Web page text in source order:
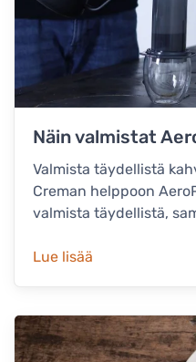
Näin valmistat
Valmista täydellistä
Creman helppoon
valmista täydellistä,
Lue lisää